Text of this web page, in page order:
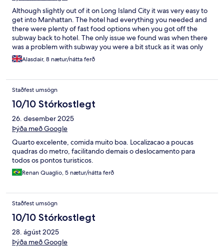
Although slightly out of it on Long Island City it was very easy to
get into Manhattan. The hotel had everything you needed and
there were plenty of fast food options when you got off the
subway back to hotel. The only issue we found was when there
was a problem with subway you were a bit stuck as it was only
one line. If it is your first visit stay in Manhattan.
Alasdair, 8 nætur/nátta ferð
Staðfest umsögn
10/10 Stórkostlegt
26. desember 2025
Þýða með Google
Quarto excelente, comida muito boa. Localizacao a poucas
quadras do metro, facilitando demais o deslocamento para
todos os pontos turisticos.
Renan Quaglio, 5 nætur/nátta ferð
Staðfest umsögn
10/10 Stórkostlegt
28. ágúst 2025
Þýða með Google